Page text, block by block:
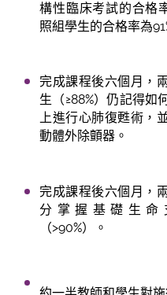
構性臨床考試的合格
照組學生的合格率為
完成課程後六個月，
生（≥88%）仍記得如
上進行心肺復甦術，
動體外除顫器。
完成課程後六個月，
分掌握基礎生命
（>90%）。